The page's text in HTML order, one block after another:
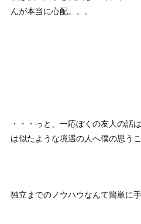
んが本当に心配。。。
・・・っと、一応ぼくの友人の話
は似たような境遇の人へ僕の思うこ
独立までのノウハウなんて簡単に手